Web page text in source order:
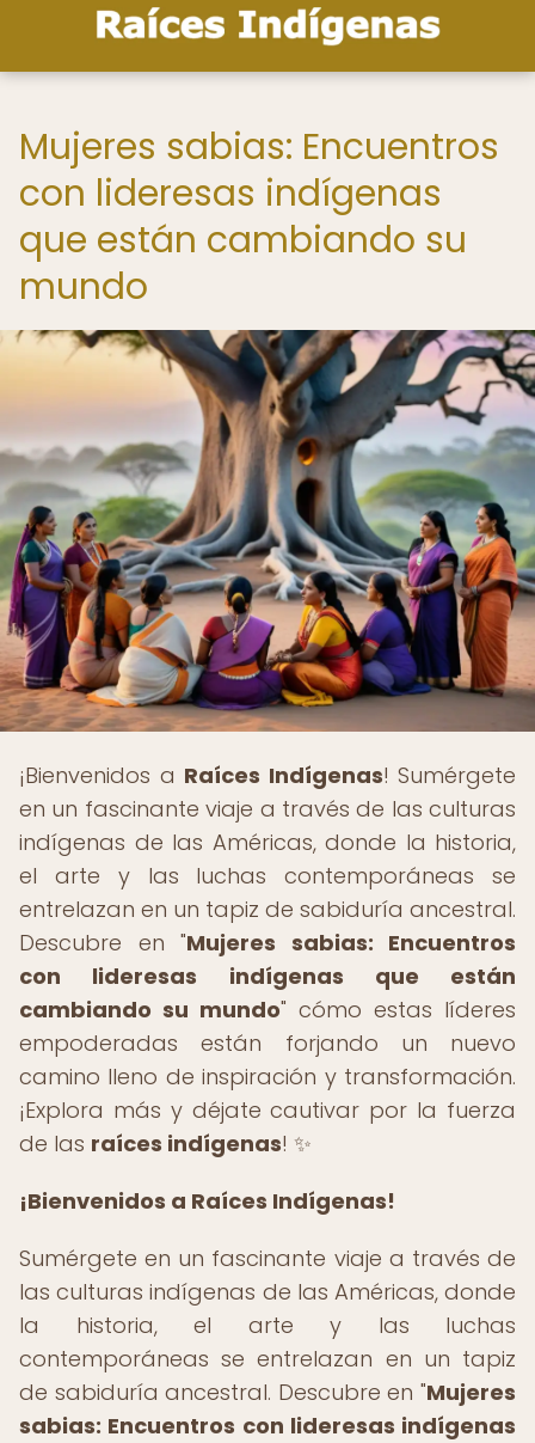
Mujeres sabias: Encuentros
con lideresas indígenas
que están cambiando su
mundo
¡Bienvenidos a Raíces Indígenas! Sumérgete
en un fascinante viaje a través de las culturas
indígenas de las Américas, donde la historia,
el arte y las luchas contemporáneas se
entrelazan en un tapiz de sabiduría ancestral.
Descubre en "Mujeres sabias: Encuentros
con lideresas indígenas que están
cambiando su mundo" cómo estas líderes
empoderadas están forjando un nuevo
camino lleno de inspiración y transformación.
¡Explora más y déjate cautivar por la fuerza
de las raíces indígenas! ✨
¡Bienvenidos a Raíces Indígenas!
Sumérgete en un fascinante viaje a través de
las culturas indígenas de las Américas, donde
la historia, el arte y las luchas
contemporáneas se entrelazan en un tapiz
de sabiduría ancestral. Descubre en "Mujeres
sabias: Encuentros con lideresas indígenas